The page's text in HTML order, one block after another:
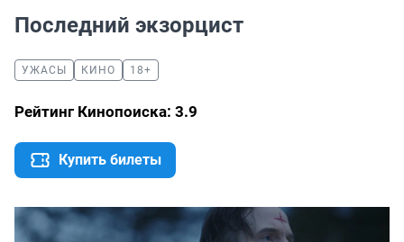
Последний экзорцист
УЖАСЫ КИНО 18+
Рейтинг Кинопоиска: 3.9
Купить билеты